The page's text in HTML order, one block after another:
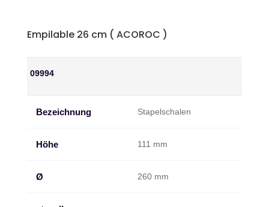
Empilable 26 cm ( ACOROC )
09994
Bezeichnung Stapelschalen
Höhe 111 mm
Ø 260 mm